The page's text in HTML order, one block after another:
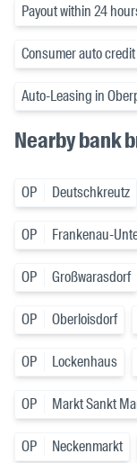
Payout within 24
Consumer auto
Auto-Leasing in
Nearby bank
OP Deutschkreutz
OP Frankenau-
OP Großwarasdorf
OP Oberloisdorf
OP Lockenhaus
OP Markt Sankt
OP Neckenmarkt